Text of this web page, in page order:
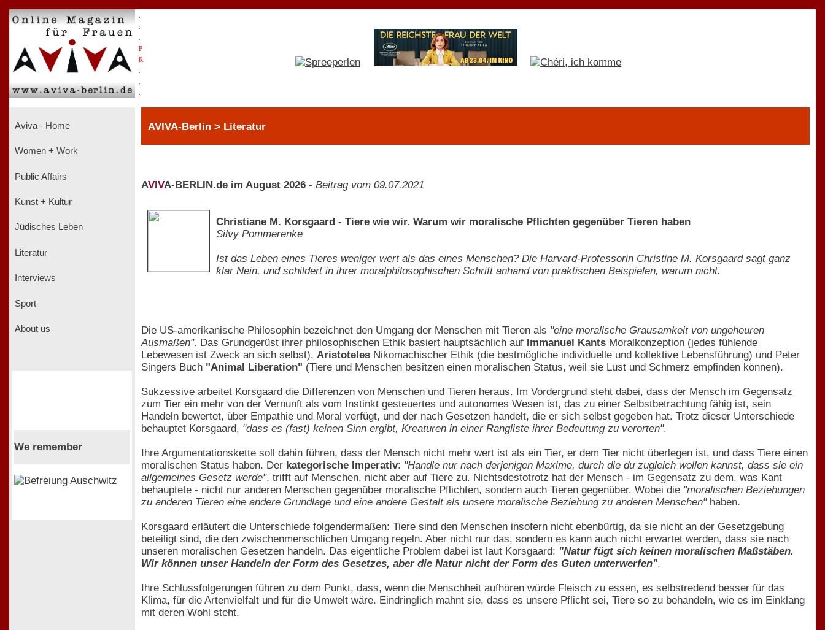
P
R
Aviva - Home
Women + Work
Public Affairs
Kunst + Kultur
Jüdisches Leben
Literatur
Interviews
Sport
About us
We remember
AVIVA-Berlin > Literatur
AV VA-BERLIN.de im August 2026 - Beitrag vom 09.07.2021
Christiane M. Korsgaard - Tiere wie wir. Warum wir moralische Pflichten gegenüber Tieren haben
Silvy Pommerenke
Ist das Leben eines Tieres weniger wert als das eines Menschen? Die Harvard-Professorin Christine M. Korsgaard sagt ganz
klar Nein, und schildert in ihrer moralphilosophischen Schrift anhand von praktischen Beispielen, warum nicht.
Die US-amerikanische Philosophin bezeichnet den Umgang der Menschen mit Tieren als "eine moralische Grausamkeit von ungeheuren
Ausmaßen". Das Grundgerüst ihrer philosophischen Ethik basiert hauptsächlich auf Immanuel Kants Moralkonzeption (jedes fühlende
Lebewesen ist Zweck an sich selbst), Aristoteles Nikomachischer Ethik (die bestmögliche individuelle und kollektive Lebensführung) und Peter
Singers Buch "Animal Liberation" (Tiere und Menschen besitzen einen moralischen Status, weil sie Lust und Schmerz empfinden können).
Sukzessive arbeitet Korsgaard die Differenzen von Menschen und Tieren heraus. Im Vordergrund steht dabei, dass der Mensch im Gegensatz
zum Tier ein mehr von der Vernunft als vom Instinkt gesteuertes und autonomes Wesen ist, das zu einer Selbstbetrachtung fähig ist, sein
Handeln bewertet, über Empathie und Moral verfügt, und der nach Gesetzen handelt, die er sich selbst gegeben hat. Trotz dieser Unterschiede
behauptet Korsgaard, "dass es (fast) keinen Sinn ergibt, Kreaturen in einer Rangliste ihrer Bedeutung zu verorten".
Ihre Argumentationskette soll dahin führen, dass der Mensch nicht mehr wert ist als ein Tier, er dem Tier nicht überlegen ist, und dass Tiere einen
moralischen Status haben. Der kategorische Imperativ: "Handle nur nach derjenigen Maxime, durch die du zugleich wollen kannst, dass sie ein
allgemeines Gesetz werde", trifft auf Menschen, nicht aber auf Tiere zu. Nichtsdestotrotz hat der Mensch - im Gegensatz zu dem, was Kant
behauptete - nicht nur anderen Menschen gegenüber moralische Pflichten, sondern auch Tieren gegenüber. Wobei die "moralischen Beziehungen
zu anderen Tieren eine andere Grundlage und eine andere Gestalt als unsere moralische Beziehung zu anderen Menschen"haben.
Korsgaard erläutert die Unterschiede folgendermaßen: Tiere sind den Menschen insofern nicht ebenbürtig, da sie nicht an der Gesetzgebung
beteiligt sind, die den zwischenmenschlichen Umgang regeln. Aber nicht nur das, sondern es kann auch nicht erwartet werden, dass sie nach
unseren moralischen Gesetzen handeln. Das eigentliche Problem dabei ist laut Korsgaard: "Natur fügt sich keinen moralischen Maßstäben.
Wir können unser Handeln der Form des Gesetzes, aber die Natur nicht der Form des Guten unterwerfen".
Ihre Schlussfolgerungen führen zu dem Punkt, dass, wenn die Menschheit aufhören würde Fleisch zu essen, es selbstredend besser für das
Klima, für die Artenvielfalt und für die Umwelt wäre. Eindringlich mahnt sie, dass es unsere Pflicht sei, Tiere so zu behandeln, wie es im Einklang
mit deren Wohl steht.